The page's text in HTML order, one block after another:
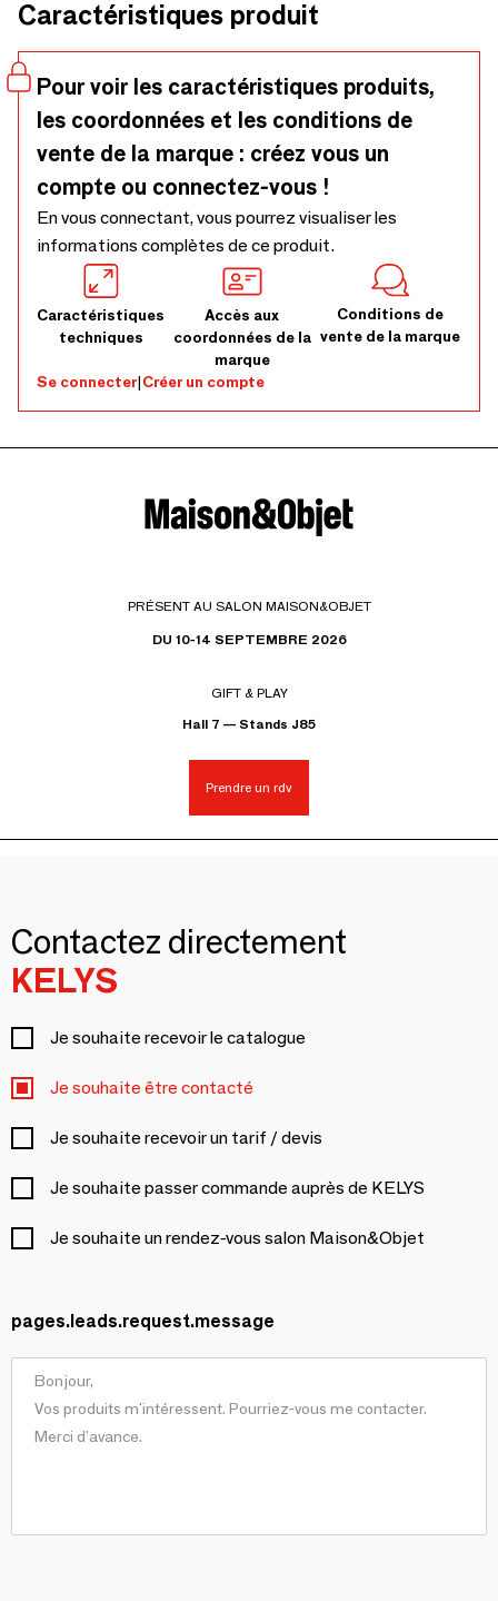
s’abîmer ni s'effriter et elles ne rayent pas les surfaces
sensibles telles que les poêles ou les plaques de
cuisson.Une éponge idéale et une fois testée impossible
de revenir aux éponges traditionnelles !
Caractéristiques produit
Pour voir les caractéristiques produits,
les coordonnées et les conditions de
vente de la marque : créez vous un
compte ou connectez-vous !
En vous connectant, vous pourrez visualiser les
informations complètes de ce produit.
Caractéristiques
techniques
Accès aux
coordonnées de la
marque
Conditions de
vente de la marque
Se connecter|Créer un compte
PRÉSENT AU SALON MAISON&OBJET
DU 10-14 SEPTEMBRE 2026
GIFT & PLAY
Hall 7 — Stands J85
Prendre un rdv
Contactez directement
KELYS
Je souhaite recevoir le catalogue
Je souhaite être contacté
Je souhaite recevoir un tarif / devis
Je souhaite passer commande auprès de KELYS
Je souhaite un rendez-vous salon Maison&Objet
pages.leads.request.message